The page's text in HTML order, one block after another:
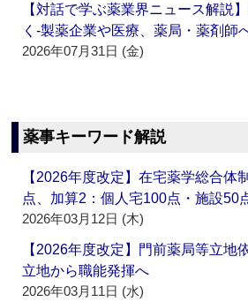
【対話で学ぶ薬業界ニュース解説
く‐製薬企業や医療、薬局・薬剤師
2026年07月31日 (金)
薬事キーワード解説
【2026年度改定】在宅薬学総合体
点、加算2：個人宅100点・施設50
2026年03月12日 (木)
【2026年度改定】門前薬局等立地
立地から職能発揮へ
2026年03月11日 (水)